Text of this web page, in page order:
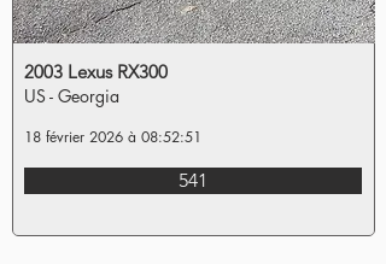
2003 Lexus RX300
US - Georgia
18 février 2026 à 08:52:51
541